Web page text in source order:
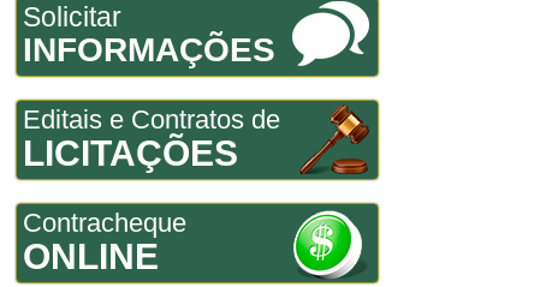
Solicitar
INFORMAÇÕES
Editais e Contratos de
LICITAÇÕES
Contracheque
ONLINE